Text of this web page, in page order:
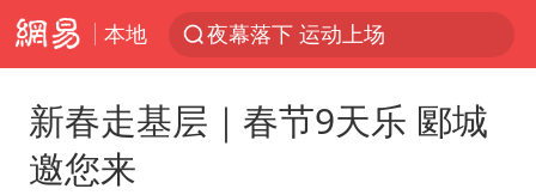
本地
Meta被判支付5.67亿美元
新春走基层｜春节9天乐 郾城
邀您来